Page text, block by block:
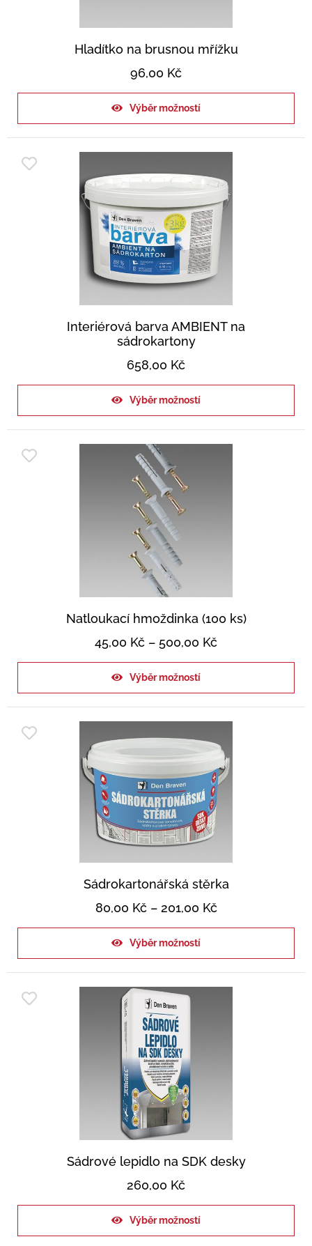
Hladítko na brusnou mřížku
96,00 Kč
Výběr možností
Interiérová barva AMBIENT na
sádrokartony
658,00 Kč
Výběr možností
Natloukací hmoždinka (100 ks)
45,00 Kč – 500,00 Kč
Výběr možností
Sádrokartonářská stěrka
80,00 Kč– 201,00 Kč
Výběr možností
Sádrové lepidlo na SDK desky
260,00 Kč
Výběr možností